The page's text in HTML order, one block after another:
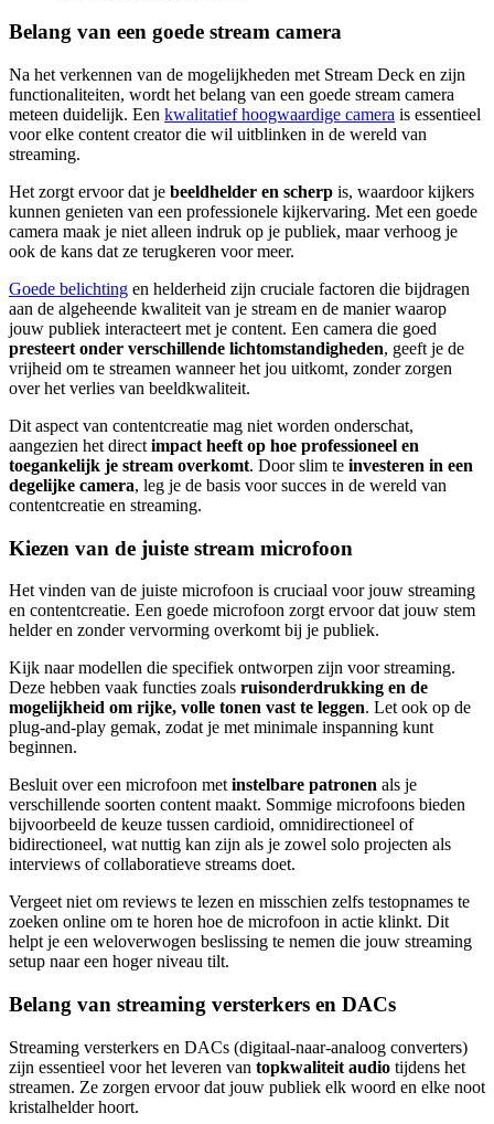
Belang van een goede stream camera
Na het verkennen van de mogelijkheden met Stream Deck en zijn
functionaliteiten, wordt het belang van een goede stream camera
meteen duidelijk. Een kwalitatief hoogwaardige camera is essentieel
voor elke content creator die wil uitblinken in de wereld van
streaming.
Het zorgt ervoor dat je beeldhelder en scherp is, waardoor kijkers
kunnen genieten van een professionele kijkervaring. Met een goede
camera maak je niet alleen indruk op je publiek, maar verhoog je
ook de kans dat ze terugkeren voor meer.
Goede belichting en helderheid zijn cruciale factoren die bijdragen
aan de algeheende kwaliteit van je stream en de manier waarop
jouw publiek interacteert met je content. Een camera die goed
presteert onder verschillende lichtomstandigheden, geeft je de
vrijheid om te streamen wanneer het jou uitkomt, zonder zorgen
over het verlies van beeldkwaliteit.
Dit aspect van contentcreatie mag niet worden onderschat,
aangezien het direct impact heeft op hoe professioneel en
toegankelijk je stream overkomt. Door slim te investeren in een
degelijke camera, leg je de basis voor succes in de wereld van
contentcreatie en streaming.
Kiezen van de juiste stream microfoon
Het vinden van de juiste microfoon is cruciaal voor jouw streaming
en contentcreatie. Een goede microfoon zorgt ervoor dat jouw stem
helder en zonder vervorming overkomt bij je publiek.
Kijk naar modellen die specifiek ontworpen zijn voor streaming.
Deze hebben vaak functies zoals ruisonderdrukking en de
mogelijkheid om rijke, volle tonen vast te leggen. Let ook op de
plug-and-play gemak, zodat je met minimale inspanning kunt
beginnen.
Besluit over een microfoon met instelbare patronen als je
verschillende soorten content maakt. Sommige microfoons bieden
bijvoorbeeld de keuze tussen cardioid, omnidirectioneel of
bidirectioneel, wat nuttig kan zijn als je zowel solo projecten als
interviews of collaboratieve streams doet.
Vergeet niet om reviews te lezen en misschien zelfs testopnames te
zoeken online om te horen hoe de microfoon in actie klinkt. Dit
helpt je een weloverwogen beslissing te nemen die jouw streaming
setup naar een hoger niveau tilt.
Belang van streaming versterkers en DACs
Streaming versterkers en DACs (digitaal-naar-analoog converters)
zijn essentieel voor het leveren van topkwaliteit audio tijdens het
streamen. Ze zorgen ervoor dat jouw publiek elk woord en elke noot
kristalhelder hoort.